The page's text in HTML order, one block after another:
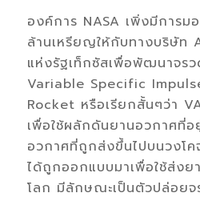
องค์การ NASA เพิ่งมีการม
ล้านเหรียญให้กับทางบริษัท
แห่งรัฐเท็กซัสเพื่อพัฒนาจร
Variable Specific
Rocket หรือเรียกสั้นๆว่า
เพื่อใช้ผลักดันยานอวกาศที่
อวกาศที่ถูกส่งขึ้นไปบนวงโค
ได้ถูกออกแบบมาเพื่อใช้ส่ง
โลก มีลักษณะเป็นตัวปล่อยจ